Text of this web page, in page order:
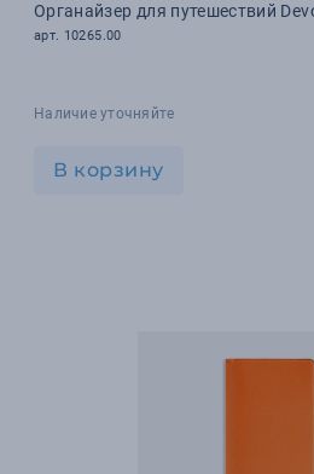
Органайзер для путешествий
арт. 10265.00
Наличие уточняйте
В корзину